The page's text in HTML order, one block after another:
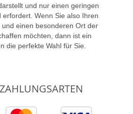
und nur einen geringen
erfordert. Wenn Sie also Ihren
einen besonderen Ort der
möchten, dann ist ein
die perfekte Wahl für Sie.